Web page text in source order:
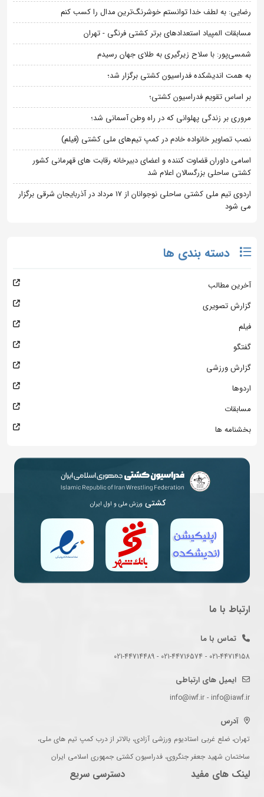
رضایی: به لطف خدا توانستم خوشرنگ‌ترین مدال را کسب کنم
مسابقات المپیاد استعدادهای برتر کشتی فرنگی - تهران
شمسی‌پور: با سلاح زیرگیری به طلای جهان رسیدم
به همت اندیشکده فدراسیون کشتی برگزار شد؛
بر اساس تقویم فدراسیون کشتی؛
مروری بر زندگی پهلوانی که در راه وطن آسمانی شد؛
نصب تصاویر خانواده خادم در کمپ تیم‌های ملی کشتی (فیلم)
اسامی داوران قضاوت کننده و اعضای دبیرخانه رقابت های قهرمانی کشور
کشتی ساحلی بزرگسالان اعلام شد
اردوی تیم ملی کشتی ساحلی نوجوانان از 17 مرداد در آذربایجان شرقی برگزار
می شود
دسته بندی ها
آخرین مطالب
گزارش تصویری
فیلم
گفتگو
گزارش ورزشی
اردوها
مسابقات
بخشنامه ها
کشتی ورزش ملی و اول ایران
ارتباط با ما
تماس با ما
021-44714158 - 021-44716574 - 021-44714489
ایمیل های ارتباطی
info@iwf.ir - info@iawf.ir
آدرس
تهران، ضلع غربی استادیوم ورزشی آزادی، بالاتر از درب کمپ تیم های ملی،
ساختمان شهید جعفر جنگروی، فدراسیون کشتی جمهوری اسلامی ایران
لینک های مفید دسترسی سریع